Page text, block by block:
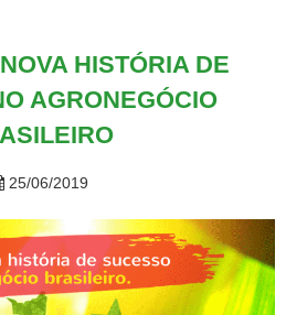
HISTÓRIA DE
AGRONEGÓCIO
25/06/2019